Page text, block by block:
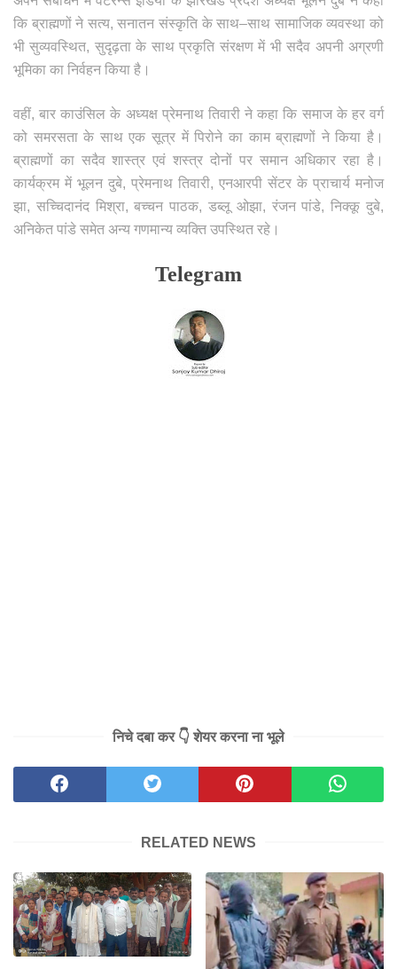
कि ब्राह्मणों ने सत्य, सनातन संस्कृति के साथ–साथ सामाजिक व्यवस्था को
भी सुव्यवस्थित, सुदृढ़ता के साथ प्रकृति संरक्षण में भी सदैव अपनी अग्रणी
भूमिका का निर्वहन किया है।
वहीं, बार काउंसिल के अध्यक्ष प्रेमनाथ तिवारी ने कहा कि समाज के हर वर्ग
को समरसता के साथ एक सूत्र में पिरोने का काम ब्राह्मणों ने किया है।
ब्राह्मणों का सदैव शास्त्र एवं शस्त्र दोनों पर समान अधिकार रहा है।
कार्यक्रम में भूलन दुबे, प्रेमनाथ तिवारी, एनआरपी सेंटर के प्राचार्य मनोज
झा, सच्चिदानंद मिश्रा, बच्चन पाठक, डब्लू ओझा, रंजन पांडे, निक्कू दुबे,
अनिकेत पांडे समेत अन्य गणमान्य व्यक्ति उपस्थित रहे।
Telegram
निचे दबा कर 👇 शेयर करना ना भूले
RELATED NEWS